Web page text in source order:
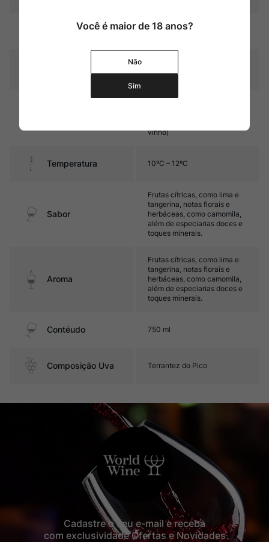
Amarelo palha com reflexos
vinho)
Temperatura 10ºC – 12ºC
Sabor
Frutas cítricas, como lima e
tangerina, notas florais e
herbáceas, como camomila,
além de especiarias doces e
toques minerais.
Aroma
Frutas cítricas, como lima e
tangerina, notas florais e
herbáceas, como camomila,
além de especiarias doces e
toques minerais.
Contéudo 750 ml
Composição Uva Terrantez do Pico
Cadastre o seu e-mail e receba
com exclusividade Ofertas e Novidades
Você é maior de 18 anos?
Não
Sim